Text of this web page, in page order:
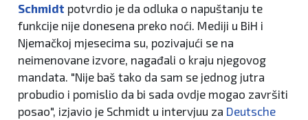
Schmidt potvrdio je da odluka o napuštanju te
funkcije nije donesena preko noći. Mediji u BiH i
Njemačkoj mjesecima su, pozivajući se na
neimenovane izvore, nagađali o kraju njegovog
mandata. "Nije baš tako da sam se jednog jutra
probudio i pomislio da bi sada ovdje mogao završiti
posao", izjavio je Schmidt u intervjuu za Deutsche